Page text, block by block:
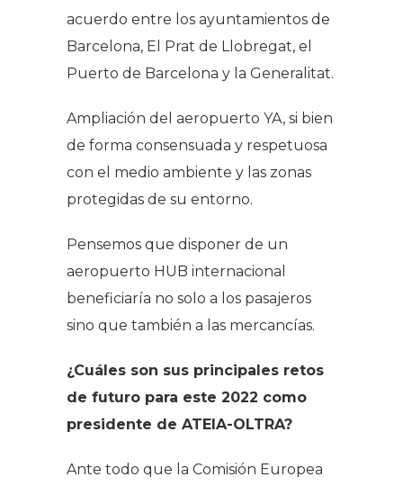
acuerdo entre los ayuntamientos de
Barcelona, El Prat de Llobregat, el
Puerto de Barcelona y la Generalitat.
Ampliación del aeropuerto YA, si bien
de forma consensuada y respetuosa
con el medio ambiente y las zonas
protegidas de su entorno.
Pensemos que disponer de un
aeropuerto HUB internacional
beneficiaría no solo a los pasajeros
sino que también a las mercancías.
¿Cuáles son sus principales retos
de futuro para este 2022 como
presidente de ATEIA-OLTRA?
Ante todo que la Comisión Europea